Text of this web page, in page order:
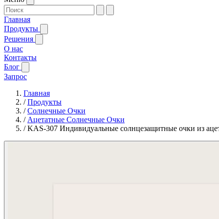
Главная
Продукты
Решения
О нас
Контакты
Блог
Запрос
Главная
/Продукты
/Солнечные Очки
/ Ацетатные Солнечные Очки
/KAS-307 Индивидуальные солнцезащитные очки из